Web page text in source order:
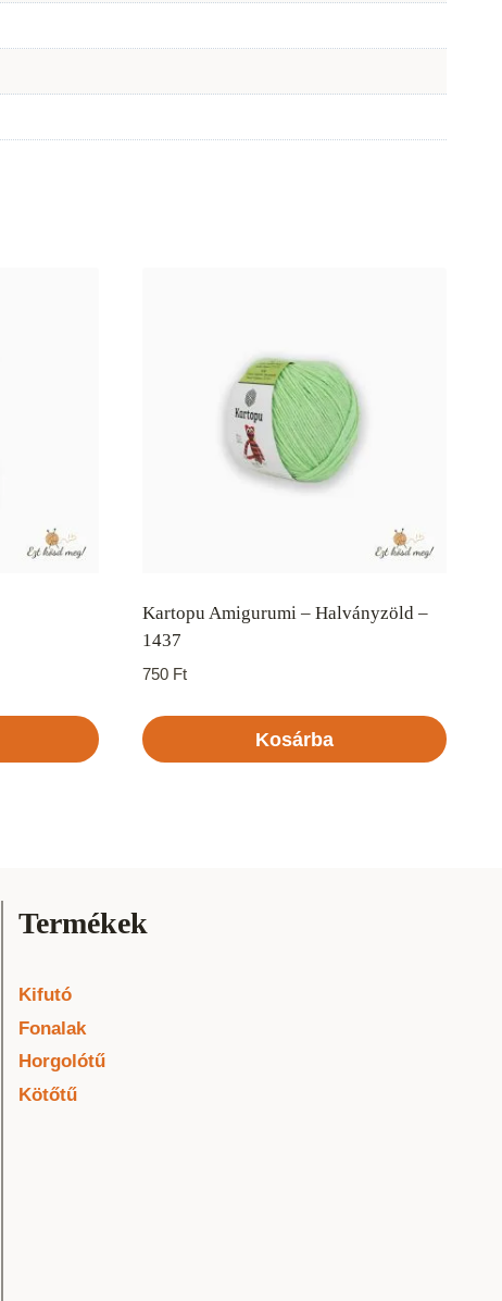
Kartopu Amigurumi – Halványzöld –
1437
750 Ft
Kosárba
Termékek
Kifutó
Fonalak
Horgolótű
Kötőtű